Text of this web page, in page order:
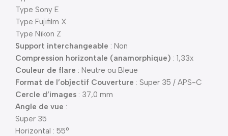
Type Sony E
Type Fujifilm X
Type Nikon Z
Support interchangeable : Non
Compression horizontale (anamorphique) : 1,33x
Couleur de flare : Neutre ou Bleue
Format de l’objectif Couverture : Super 35 / APS-C
Cercle d’images : 37,0 mm
Angle de vue :
Super 35
Horizontal : 55°